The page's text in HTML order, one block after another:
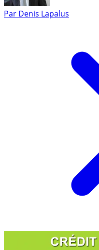
Par Denis Lapalus